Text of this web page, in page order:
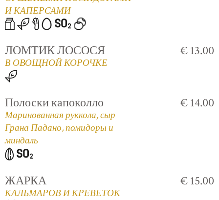
И КАПЕРСАМИ
ЛОМТИК ЛОСОСЯ
В ОВОЩНОЙ КОРОЧКЕ
€ 13.00
Полоски капоколло
Маринованная руккола, сыр
Грана Падано, помидоры и
миндаль
€ 14.00
ЖАРКА
КАЛЬМАРОВ И КРЕВЕТОК
€ 15.00